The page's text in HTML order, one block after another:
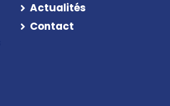
Actualités
Contact